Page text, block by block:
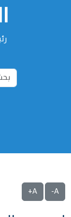
A-
A+